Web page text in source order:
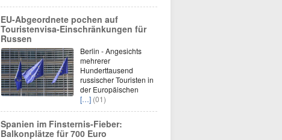
EU-Abgeordnete pochen auf
Touristenvisa-Einschränkungen für
Russen
Berlin - Angesichts
mehrerer
Hunderttausend
russischer Touristen in
der Europäischen
[…] (01)
Spanien im Finsternis-Fieber:
Balkonplätze für 700 Euro